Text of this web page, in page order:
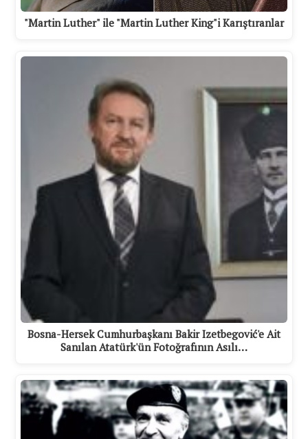
"Martin Luther" ile "Martin Luther King"i Karıştıranlar
Bosna-Hersek Cumhurbaşkanı Bakir Izetbegović'e Ait
Sanılan Atatürk'ün Fotoğrafının Asılı…